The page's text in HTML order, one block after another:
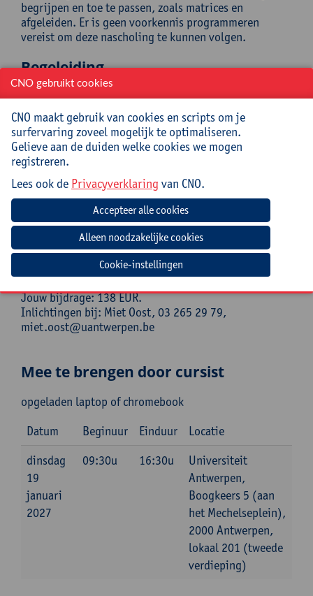
begrijpen en toe te passen, zoals matrices en
afgeleiden. Er is geen voorkennis programmeren
vereist om deze nascholing te kunnen volgen.
Begeleiding
Natacha Gesquière stond als licentiaat wiskunde vele
jaren in het onderwijs als leerkracht, maar is nu STEM-
coach aan de UGent, Dwengo vzw en iSTEM inkleuren.
Ze ontwikkelt didactisch materiaal voor Dwengo vzw
rond STEM, computationeel denken, artificiële
intelligentie en programmeren.
Praktisch
Cursuscode:26/WIS/074A
Cursusmateriaal en lunch inbegrepen.
Jouw bijdrage: 138 EUR.
Inlichtingen bij: Miet Oost, 03 265 29 79,
miet.oost@uantwerpen.be
Mee te brengen door cursist
opgeladen laptop of chromebook
Datum
Beginuur Einduur
Locatie
dinsdag
19
januari
2027
09:30u 16:30u
Universiteit
Antwerpen,
Boogkeers 5 (aan
het Mechelseplein),
2000 Antwerpen,
lokaal 201 (tweede
verdieping)
CNO gebruikt cookies
CNO maakt gebruik van cookies en scripts om je
surfervaring zoveel mogelijk te optimaliseren.
Gelieve aan de duiden welke cookies we mogen
registreren.
Lees ook de Privacyverklaring van CNO.
Cookie-instellingen